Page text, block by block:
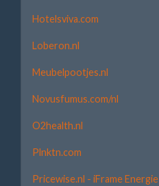
Hotelsviva.com
Loberon.nl
Meubelpootjes.nl
Novusfumus.com/nl
O2health.nl
Plnktn.com
Pricewise.nl - iFrame Energie